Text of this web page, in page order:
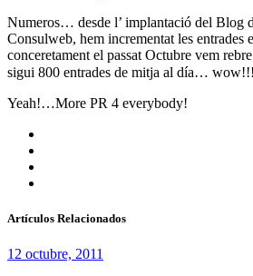
Numeros… desde l’ implantació del Blog
Consulweb, hem incrementat les
conceretament el passat Octubre vem
sigui 800 entrades de mitja al día…
Yeah!…More PR 4 everybody!
Artículos Relacionados
12 octubre, 2011